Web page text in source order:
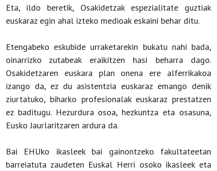
Eta, ildo beretik, Osakidetzak espezialitate guztiak
euskaraz egin ahal izteko medioak eskaini behar ditu.
Etengabeko eskubide urraketarekin bukatu nahi bada,
oinarrizko zutabeak eraikitzen hasi beharra dago.
Osakidetzaren euskara plan onena ere alferrikakoa
izango da, ez du asistentzia euskaraz emango denik
ziurtatuko, biharko profesionalak euskaraz prestatzen
ez baditugu. Hezurdura osoa, hezkuntza eta osasuna,
Eusko Jaurlaritzaren ardura da.
Bai EHUko ikasleek bai gainontzeko fakultateetan
barreiatuta zaudeten Euskal Herri osoko ikasleek eta